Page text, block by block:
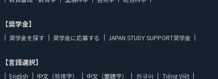
【奨学金】
奨学金を探す 奨学金に応募する JAPAN STUDY SUPPORT奨学金
【言語選択】
English 中文（简体字） 中文（繁體字） 한국어
Tiếng Việt